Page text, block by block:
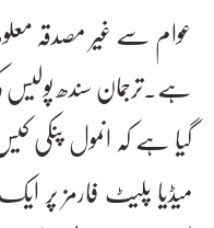
عوام سے غیر مصدقہ
ہے۔ترجمان سندھ
گیا ہے کہ انمول
میڈیا پلیٹ فارمز